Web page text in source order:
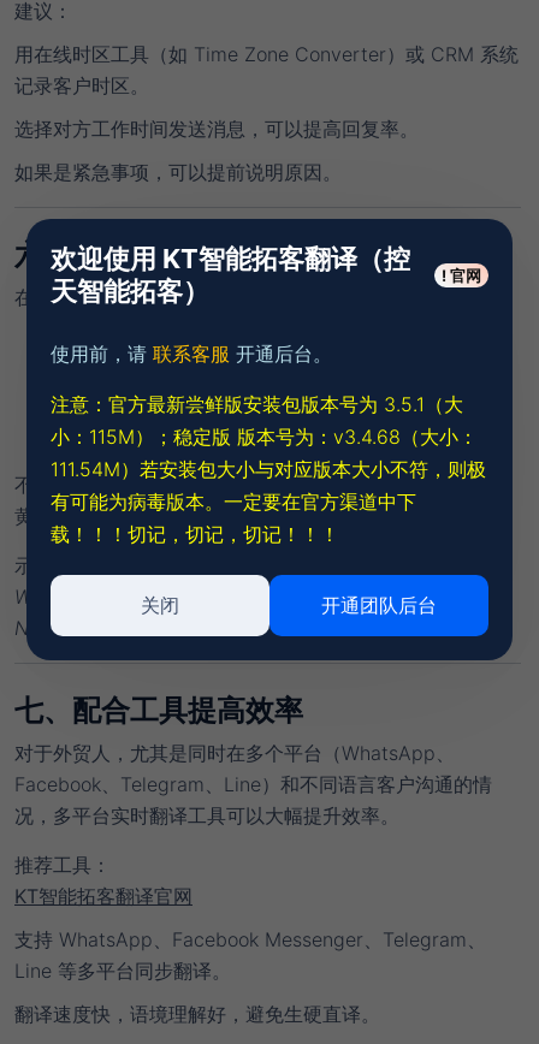
建议 ：
用在线时区工具（如 Time Zone Converter）或 CRM 系统
记录客户时区。
选择对方工作时间发送消息，可以提高回复率。
如果是紧急事项，可以提前说明原因。
六、沟通要直击重点
在外贸沟通中，客户最关心的是：
你能提供什么产品？
价格、质量、交期如何？
售后保障是什么？
不要在开头聊太多无关内容，尤其不要绕圈子。
黄金法则：三句话以内说清核心信息，然后等客户回应。
示例
We can offer stainless steel bottles at $2.3/pc FOB
Ningbo, MOQ 500 units, lead time 15 days.
七、配合工具提高效率
对于外贸人，尤其是同时在多个平台（WhatsApp、
Facebook、Telegram、Line）和不同语言客户沟通的情
况， 多平台实时翻译工具可以大幅提升效率。
推荐工具 ：
KT智能拓客翻译官网
支持 WhatsApp、Facebook Messenger、Telegram、
Line 等多平台同步翻译。
翻译速度快，语境理解好，避免生硬直译。
欢迎使用 KT智能拓客翻译（控
天智能拓客）
! 官网
使用前，请联系客服 开通后台。
注意：官方最新尝鲜版安装包版本号为 3.5.1（大
小：115M）；稳定版 版本号为：v3.4.68（大小：
111.54M）若安装包大小与对应版本大小不符，则极
有可能为病毒版本。一定要在官方渠道中下
载！！！切记，切记，切记！！！
关闭 开通团队后台